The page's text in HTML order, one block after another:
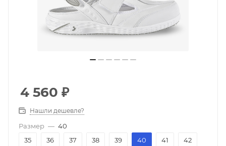
4 560 ₽
Нашли дешевле?
Размер — 40
35
36 37 38 39 40 41 42